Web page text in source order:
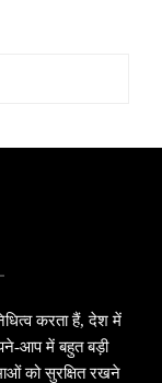
करता हैं, देश में
आप में बहुत बड़ी
को सुरक्षित रखने